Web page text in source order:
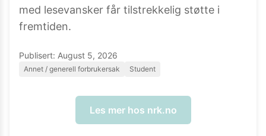
med lesevansker får tilstrekkelig støtte i
fremtiden.
Publisert: August 5, 2026
Annet / generell forbrukersak Student
Les mer hos nrk.no